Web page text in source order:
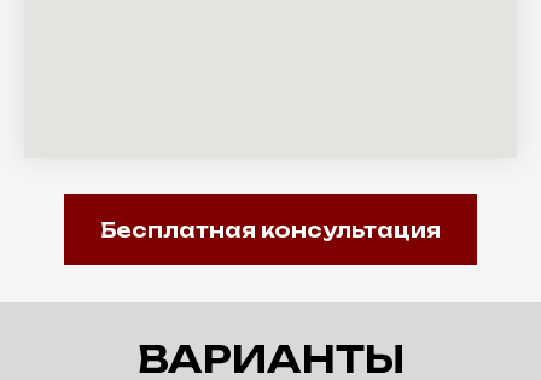
Бесплатная консультация
ВАРИАНТЫ